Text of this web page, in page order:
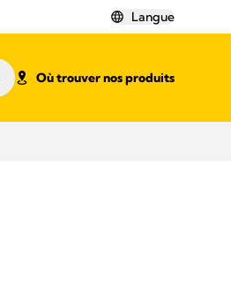
Langue
Où trouver nos produits